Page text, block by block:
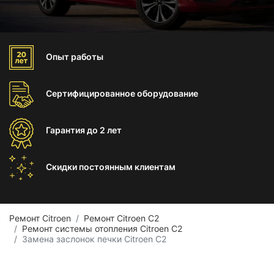
Опыт работы
Сертифицированноеоборудование
Гарантиядо 2 лет
Скидки постоянным клиентам
Ремонт Citroen
Ремонт Citroen C2
Ремонт системы отопления Citroen C2
Замена заслонок печки Citroen C2